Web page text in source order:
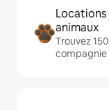
Locations
animaux
Trouvez
compagnie